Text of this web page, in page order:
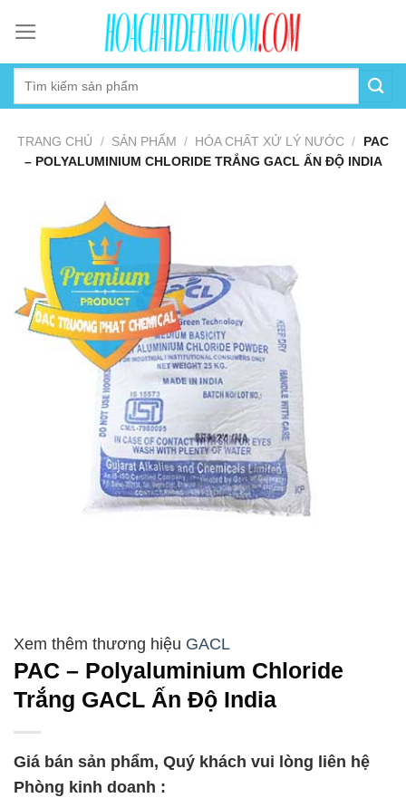
content
TRANG CHỦ / SẢN PHẨM / HÓA CHẤT XỬ LÝ NƯỚC /
PAC
– POLYALUMINIUM CHLORIDE TRẮNG GACL ẤN ĐỘ INDIA
GACL
PAC – Polyaluminium Chloride
Trắng GACL Ấn Độ India
Giá bán sản phẩm, Quý khách vui lòng liên hệ
Phòng kinh doanh :